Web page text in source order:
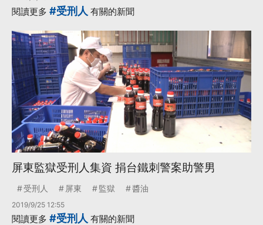
閱讀更多 #受刑人 有關的新聞
屏東監獄受刑人集資 捐台鐵刺警案助警男
受刑人 屏東 監獄 醬油
2019/9/25 12:55
閱讀更多 #受刑人 有關的新聞